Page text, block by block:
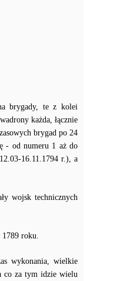
brygady, te z kolei
każda, łącznie
brygad po 24
- od numeru 1 aż do
16.11.1794 r.), a
wojsk technicznych
roku.
wykonania, wielkie
co za tym idzie wielu